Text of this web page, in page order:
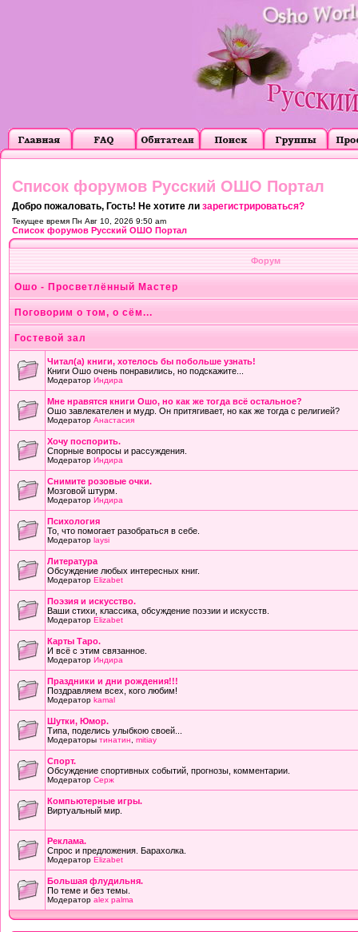
Список форумов Русский ОШО Портал
Добро пожаловать, Гость! Не хотите ли зарегистрироваться?
Текущее время Пн Авг 10, 2026 9:50 am
Список форумов Русский ОШО Портал
Форум
Ошо - Просветлённый Мастер
Поговорим о том, о сём...
Гостевой зал
Читал(а) книги, хотелось бы побольше узнать!
Книги Ошо очень понравились, но подскажите...
Модератор Индира
Мне нравятся книги Ошо, но как же тогда всё остальное?
Ошо завлекателен и мудр. Он притягивает, но как же тогда с религией?
Модератор Анастасия
Хочу поспорить.
Спорные вопросы и рассуждения.
Модератор Индира
Снимите розовые очки.
Мозговой штурм.
Модератор Индира
Психология
То, что помогает разобраться в себе.
Модератор laysi
Литература
Обсуждение любых интересных книг.
Модератор Elizabet
Поэзия и искусство.
Ваши стихи, классика, обсуждение поэзии и искусств.
Модератор Elizabet
Карты Таро.
И всё с этим связанное.
Модератор Индира
Праздники и дни рождения!!!
Поздравляем всех, кого любим!
Модератор kamal
Шутки, Юмор.
Типа, поделись улыбкою своей...
Модераторы тинатин mitiay
Cпорт.
Обсуждение спортивных событий, прогнозы, комментарии.
Модератор Серж
Компьютерные игры.
Виртуальный мир.
Реклама.
Спрос и предложения. Барахолка.
Модератор Elizabet
Большая флудильня.
По теме и без темы.
Модератор alex palma